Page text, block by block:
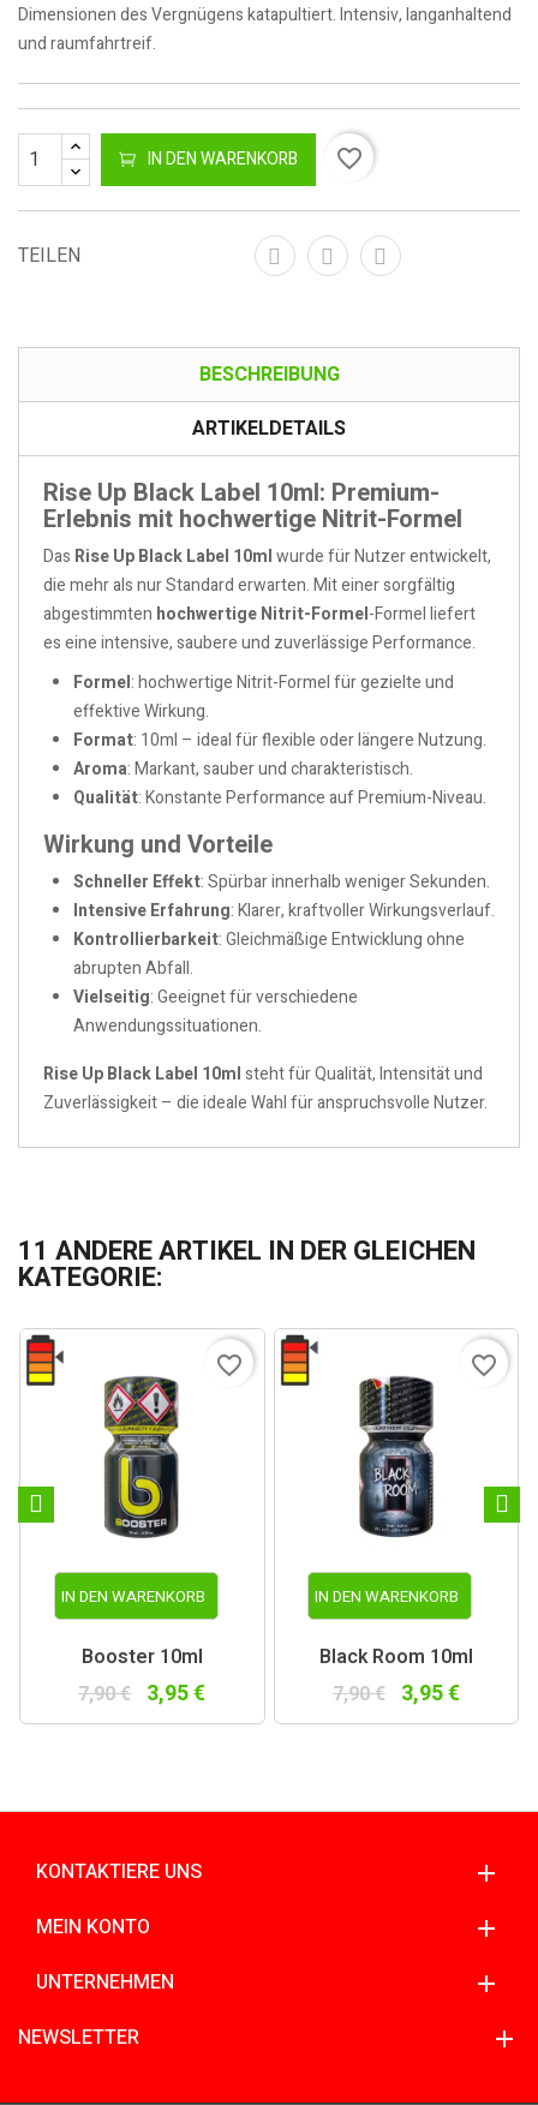
Dimensionen des Vergnügens katapultiert. Intensiv, langanhaltend
und raumfahrtreif.
IN DEN WARENKORB favorite_border
TEILEN
BESCHREIBUNG
ARTIKELDETAILS
Rise Up Black Label 10ml: Premium-
Erlebnis mit hochwertige Nitrit-Formel
Das Rise Up Black Label 10mlwurde für Nutzer entwickelt,
die mehr als nur Standard erwarten. Mit einer sorgfältig
abgestimmten hochwertige Nitrit-Formel-Formel liefert
es eine intensive, saubere und zuverlässige Performance.
Formel: hochwertige Nitrit-Formel für gezielte und
effektive Wirkung.
Format: 10ml – ideal für flexible oder längere Nutzung.
Aroma: Markant, sauber und charakteristisch.
Qualität: Konstante Performance auf Premium-Niveau.
Wirkung und Vorteile
Schneller Effekt: Spürbar innerhalb weniger Sekunden.
Intensive Erfahrung: Klarer, kraftvoller Wirkungsverlauf.
Kontrollierbarkeit: Gleichmäßige Entwicklung ohne
abrupten Abfall.
Vielseitig: Geeignet für verschiedene
Anwendungssituationen.
Rise Up Black Label 10mlsteht für Qualität, Intensität und
Zuverlässigkeit – die ideale Wahl für anspruchsvolle Nutzer.
11 ANDERE ARTIKEL IN DER GLEICHEN
KATEGORIE:
IN DEN WARENKORB
Booster 10ml
7,90 € 3,95 €
favorite_border
IN DEN WARENKORB
Black Room 10ml
7,90 € 3,95 €
favorite_border
KONTAKTIERE UNS
MEIN KONTO
UNTERNEHMEN
NEWSLETTER